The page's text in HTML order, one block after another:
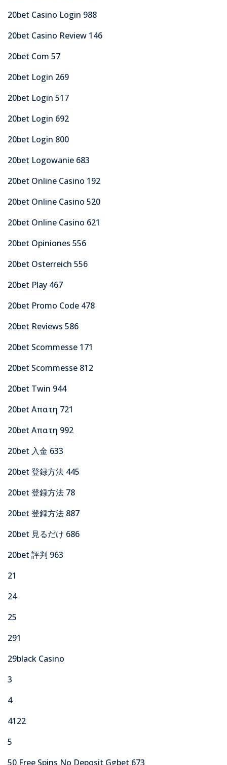
20bet Casino Login 988
20bet Casino Review 146
20bet Com 57
20bet Login 269
20bet Login 517
20bet Login 692
20bet Login 800
20bet Logowanie 683
20bet Online Casino 192
20bet Online Casino 520
20bet Online Casino 621
20bet Opiniones 556
20bet Osterreich 556
20bet Play 467
20bet Promo Code 478
20bet Reviews 586
20bet Scommesse 171
20bet Scommesse 812
20bet Twin 944
20bet Απατη 721
20bet Απατη 992
20bet 入金 633
20bet 登録方法 445
20bet 登録方法 78
20bet 登録方法 887
20bet 見るだけ 686
20bet 評判 963
21
24
25
291
29black Casino
3
4
4122
5
50 Free Spins No Deposit Ggbet 673